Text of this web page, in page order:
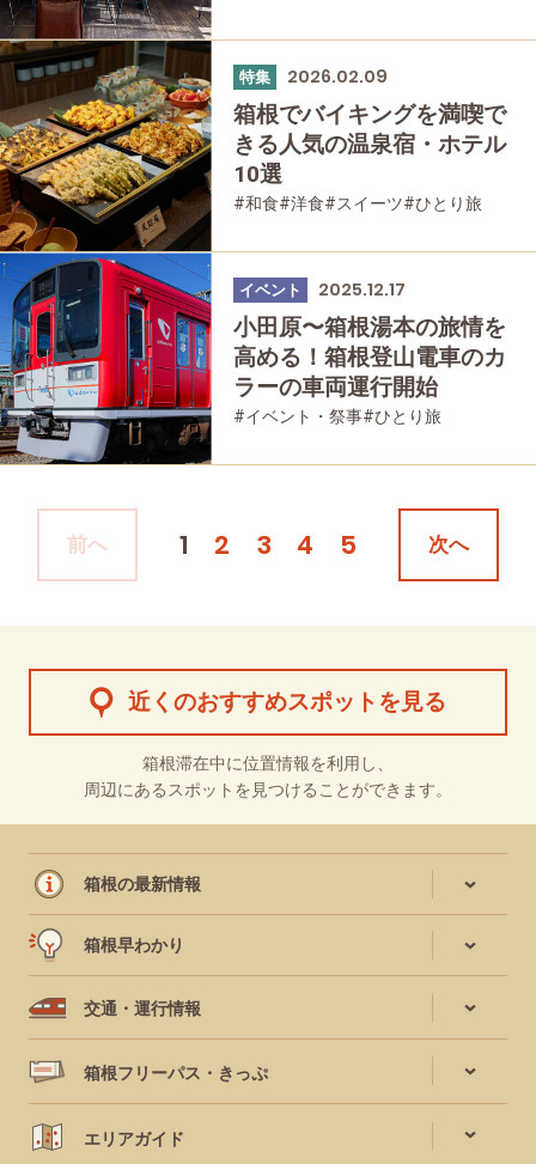
特集 2026.02.09
箱根でバイキングを満喫で
きる人気の温泉宿・ホテル
10選
#和食#洋食#スイーツ#ひとり旅
#大涌谷#家族で#友人グループで
#宿泊#グルメ #母と娘で
イベント 2025.12.17
小田原〜箱根湯本の旅情を
高める！箱根登山電車のカ
ラーの車両運行開始
#イベント・祭事#ひとり旅
#乗り物#母と娘で
前へ 1 2 3 4 5 次へ
近くのおすすめスポットを見る
箱根滞在中に位置情報を利用し、
周辺にあるスポットを見つけることができます。
箱根の最新情報
箱根早わかり
交通・運行情報
箱根フリーパス・きっぷ
エリアガイド